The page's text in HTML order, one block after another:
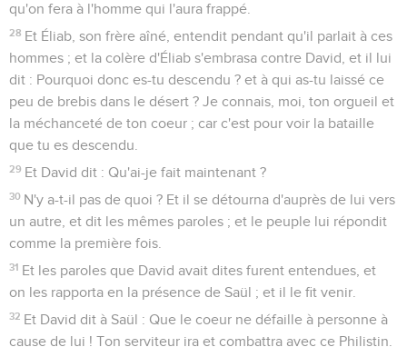
qu'on fera à l'homme qui l'aura frappé.
28 Et Éliab, son frère aîné, entendit pendant qu'il parlait à ces
hommes ; et la colère d'Éliab s'embrasa contre David, et il lui
dit : Pourquoi donc es-tu descendu ? et à qui as-tu laissé ce
peu de brebis dans le désert ? Je connais, moi, ton orgueil et
la méchanceté de ton coeur ; car c'est pour voir la bataille
que tu es descendu.
29 Et David dit : Qu'ai-je fait maintenant ?
30 N'y a-t-il pas de quoi ? Et il se détourna d'auprès de lui vers
un autre, et dit les mêmes paroles ; et le peuple lui répondit
comme la première fois.
31 Et les paroles que David avait dites furent entendues, et
on les rapporta en la présence de Saül ; et il le fit venir.
32 Et David dit à Saül : Que le coeur ne défaille à personne à
cause de lui ! Ton serviteur ira et combattra avec ce Philistin.